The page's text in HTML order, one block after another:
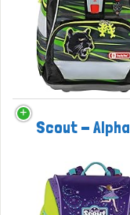
Scout - Alpha